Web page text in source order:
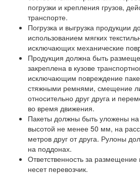
погрузки и крепления грузов,
транспорте.
Погрузка и выгрузка продукции
использованием мягких
исключающих механические
Продукция должна быть
закреплена в кузове
исключающим повреждение
стяжными ремнями, смещение
относительно друг друга и
во время движения.
Пакеты должны быть уложены
высотой не менее 50 мм, на
метров друг от друга. Рулоны
на поддонах.
Ответственность за размещение
несет перевозчик.